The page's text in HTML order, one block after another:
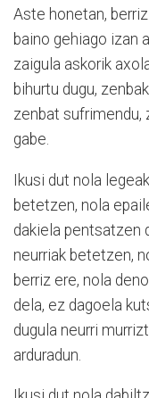
Aste honetan,
baino gehiago izan
zaigula askorik
bihurtu dugu,
zenbat sufrimendu,
gabe.
Ikusi dut nola
betetzen, nola
dakiela pentsatzen
neurriak betetzen,
berriz ere, nola
dela, ez dagoela
dugula neurri
arduradun.